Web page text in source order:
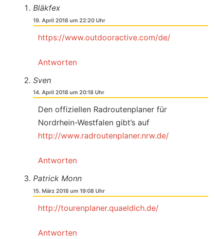
Bläkfex
19. April 2018 um 22:20 Uhr
https://www.outdooractive.com/de/
Antworten
Sven
14. April 2018 um 20:18 Uhr
Den offiziellen Radroutenplaner für
Nordrhein-Westfalen gibt’s auf
http://www.radroutenplaner.nrw.de/
Antworten
Patrick Monn
15. März 2018 um 19:08 Uhr
http://tourenplaner.quaeldich.de/
Antworten